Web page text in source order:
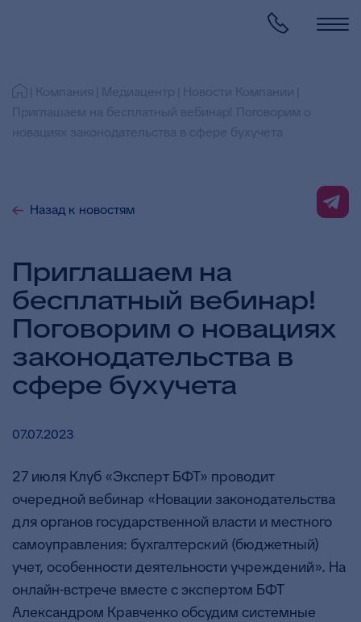
Назад к новостям
Приглашаем на
бесплатный вебинар!
Поговорим о новациях
законодательства в
сфере бухучета
07.07.2023
27 июля Клуб «Эксперт БФТ» проводит
очередной вебинар «Новации законодательства
для органов государственной власти и местного
самоуправления: бухгалтерский (бюджетный)
учет, особенности деятельности учреждений». На
онлайн-встрече вместе с экспертом БФТ
Александром Кравченко обсудим системные